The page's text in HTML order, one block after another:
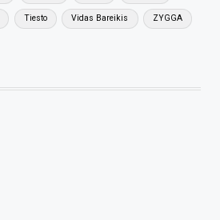
Tiesto Vidas Bareikis ZYGGA